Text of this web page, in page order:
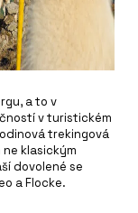
a to v
v turistickém
trekingová
klasickým
dovolené se
a Flocke.